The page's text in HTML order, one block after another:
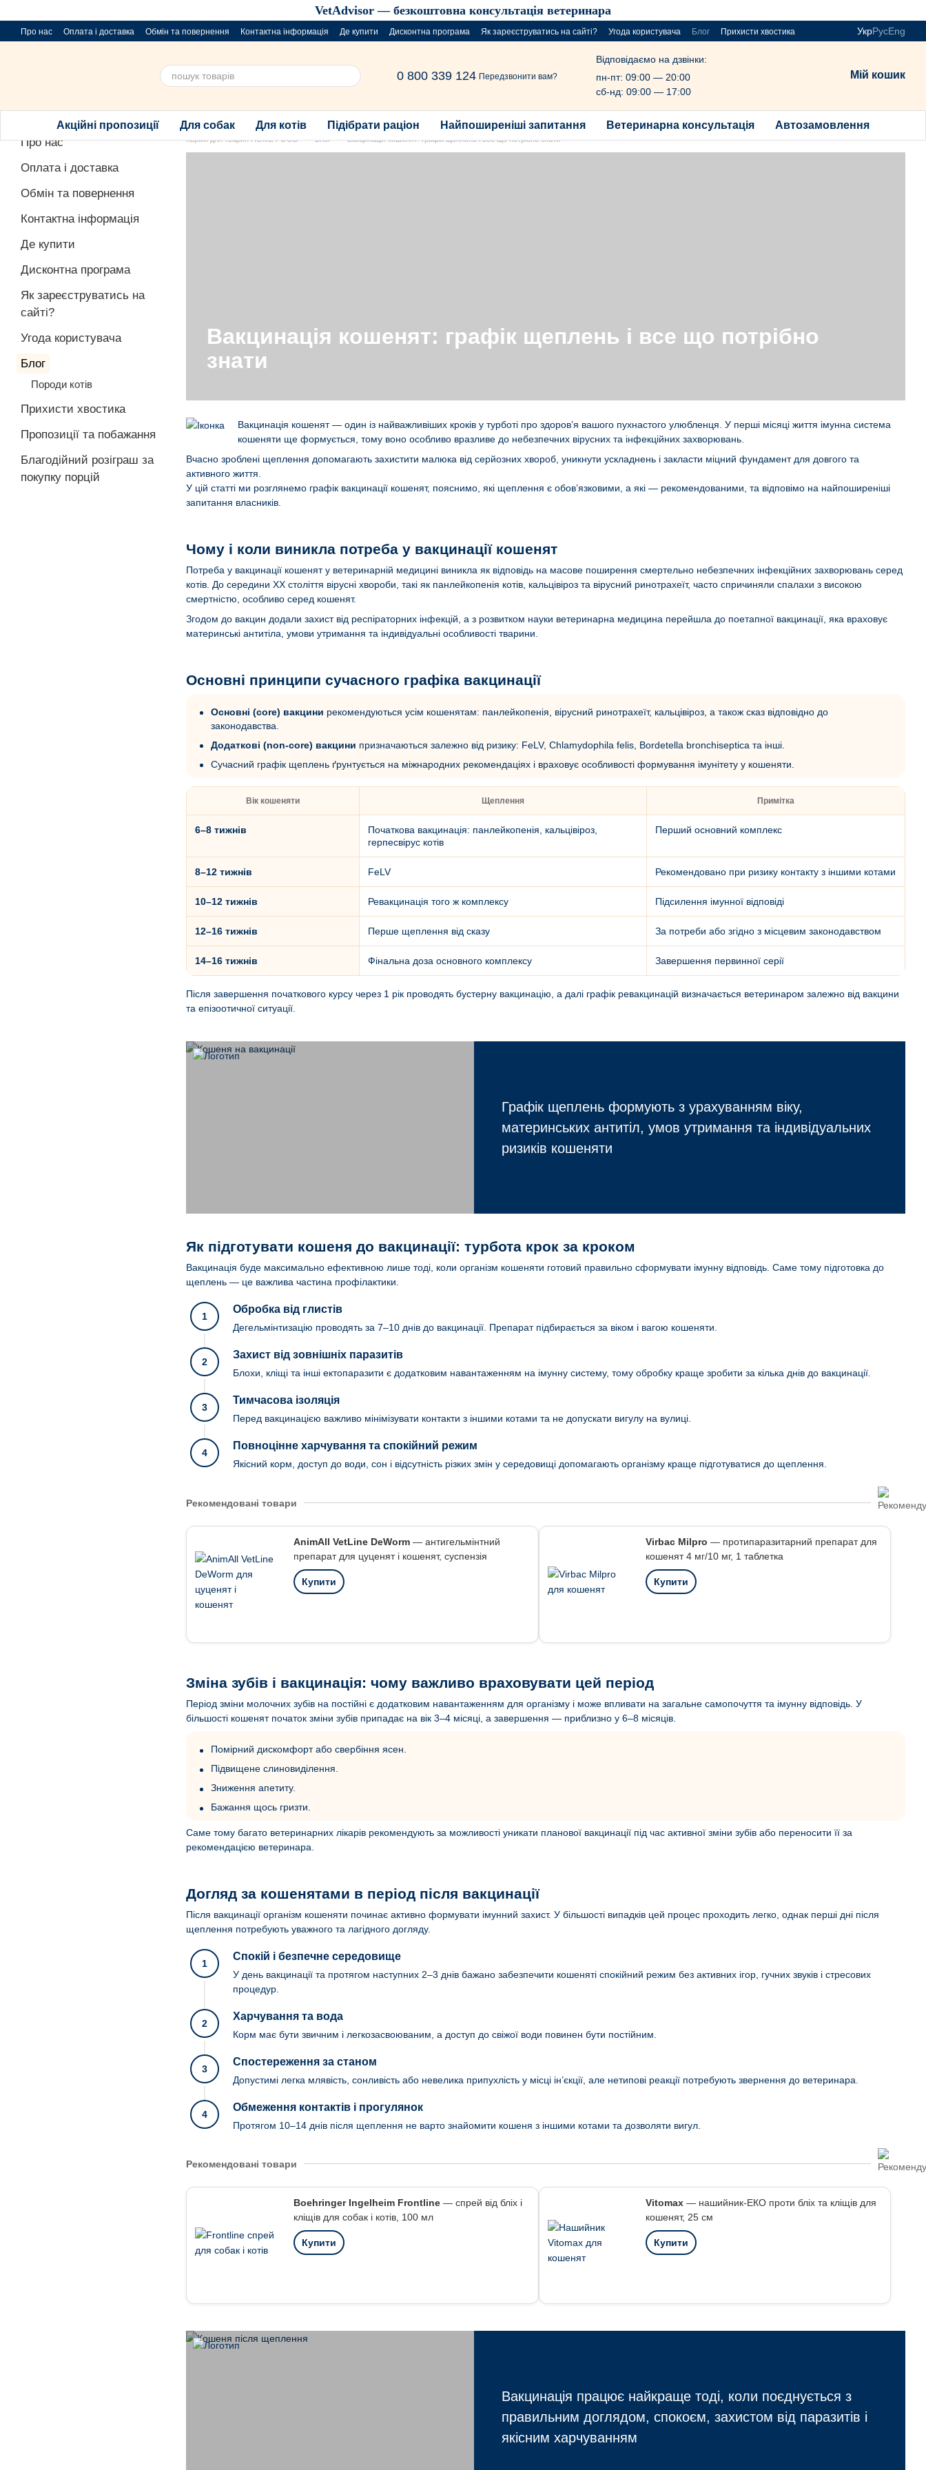
VetAdvisor — безкоштовна консультація ветеринара
Про нас Оплата і доставка Обмін та повернення Контактна інформація Де купити Дисконтна програма Як зареєструватись на сайті? Угода користувача Блог
Прихисти хвостика
УкрРусEng
0 800 339 124 Передзвонити вам?
Відповідаємо на дзвінки:
пн-пт: 09:00 — 20:00
сб-нд: 09:00 — 17:00
Мій кошик
Акційні пропозиції Для собак Для котів Підібрати раціон Найпоширеніші запитання Ветеринарна консультація Автозамовлення
Корми для тварин HOME FOOD Блог Вакцинація кошенят: графік щеплень і все що потрібно знати
Вакцинація кошенят: графік щеплень і все що потрібно
знати
Вакцинація кошенят — один із найважливіших кроків у турботі про здоров’я вашого пухнастого улюбленця. У перші місяці життя імунна система
кошеняти ще формується, тому воно особливо вразливе до небезпечних вірусних та інфекційних захворювань.
Вчасно зроблені щеплення допомагають захистити малюка від серйозних хвороб, уникнути ускладнень і закласти міцний фундамент для довгого та
активного життя.
У цій статті ми розглянемо графік вакцинації кошенят, пояснимо, які щеплення є обов’язковими, а які — рекомендованими, та відповімо на найпоширеніші
запитання власників.
Чому і коли виникла потреба у вакцинації кошенят
Потреба у вакцинації кошенят у ветеринарній медицині виникла як відповідь на масове поширення смертельно небезпечних інфекційних захворювань серед
котів. До середини ХХ століття вірусні хвороби, такі як панлейкопенія котів, кальцівіроз та вірусний ринотрахеїт, часто спричиняли спалахи з високою
смертністю, особливо серед кошенят.
Згодом до вакцин додали захист від респіраторних інфекцій, а з розвитком науки ветеринарна медицина перейшла до поетапної вакцинації, яка враховує
материнські антитіла, умови утримання та індивідуальні особливості тварини.
Основні принципи сучасного графіка вакцинації
Основні (core) вакцини рекомендуються усім кошенятам: панлейкопенія, вірусний ринотрахеїт, кальцівіроз, а також сказ відповідно до
законодавства.
Додаткові (non-core) вакцини призначаються залежно від ризику: FeLV, Chlamydophila felis, Bordetella bronchiseptica та інші.
Сучасний графік щеплень ґрунтується на міжнародних рекомендаціях і враховує особливості формування імунітету у кошеняти.
Вік кошеняти Щеплення Примітка
6–8 тижнів
Початкова вакцинація: панлейкопенія, кальцівіроз,
герпесвірус котів
Перший основний комплекс
8–12 тижнів FeLV Рекомендовано при ризику контакту з іншими котами
10–12 тижнів Ревакцинація того ж комплексу Підсилення імунної відповіді
12–16 тижнів Перше щеплення від сказу За потреби або згідно з місцевим законодавством
14–16 тижнів Фінальна доза основного комплексу Завершення первинної серії
Після завершення початкового курсу через 1 рік проводять бустерну вакцинацію, а далі графік ревакцинацій визначається ветеринаром залежно від вакцини
та епізоотичної ситуації.
Графік щеплень формують з урахуванням віку,
материнських антитіл, умов утримання та індивідуальних
ризиків кошеняти
Як підготувати кошеня до вакцинації: турбота крок за кроком
Вакцинація буде максимально ефективною лише тоді, коли організм кошеняти готовий правильно сформувати імунну відповідь. Саме тому підготовка до
щеплень — це важлива частина профілактики.
1
Обробка від глистів
Дегельмінтизацію проводять за 7–10 днів до вакцинації. Препарат підбирається за віком і вагою кошеняти.
2
Захист від зовнішніх паразитів
Блохи, кліщі та інші ектопаразити є додатковим навантаженням на імунну систему, тому обробку краще зробити за кілька днів до вакцинації.
3
Тимчасова ізоляція
Перед вакцинацією важливо мінімізувати контакти з іншими котами та не допускати вигулу на вулиці.
4
Повноцінне харчування та спокійний режим
Якісний корм, доступ до води, сон і відсутність різких змін у середовищі допомагають організму краще підготуватися до щеплення.
Рекомендовані товари
AnimAll VetLine DeWorm— антигельмінтний
препарат для цуценят і кошенят, суспензія
Купити
Virbac Milpro — протипаразитарний препарат для
кошенят 4 мг/10 мг, 1 таблетка
Купити
Зміна зубів і вакцинація: чому важливо враховувати цей період
Період зміни молочних зубів на постійні є додатковим навантаженням для організму і може впливати на загальне самопочуття та імунну відповідь. У
більшості кошенят початок зміни зубів припадає на вік 3–4 місяці, а завершення — приблизно у 6–8 місяців.
Помірний дискомфорт або свербіння ясен.
Підвищене слиновиділення.
Зниження апетиту.
Бажання щось гризти.
Саме тому багато ветеринарних лікарів рекомендують за можливості уникати планової вакцинації під час активної зміни зубів або переносити її за
рекомендацією ветеринара.
Догляд за кошенятами в період після вакцинації
Після вакцинації організм кошеняти починає активно формувати імунний захист. У більшості випадків цей процес проходить легко, однак перші дні після
щеплення потребують уважного та лагідного догляду.
1
Спокій і безпечне середовище
У день вакцинації та протягом наступних 2–3 днів бажано забезпечити кошеняті спокійний режим без активних ігор, гучних звуків і стресових
процедур.
2
Харчування та вода
Корм має бути звичним і легкозасвоюваним, а доступ до свіжої води повинен бути постійним.
3
Спостереження за станом
Допустимі легка млявість, сонливість або невелика припухлість у місці ін’єкції, але нетипові реакції потребують звернення до ветеринара.
4
Обмеження контактів і прогулянок
Протягом 10–14 днів після щеплення не варто знайомити кошеня з іншими котами та дозволяти вигул.
Рекомендовані товари
Boehringer Ingelheim Frontline— спрей від бліх і
кліщів для собак і котів, 100 мл
Купити
Vitomax — нашийник-ЕКО проти бліх та кліщів для
кошенят, 25 см
Купити
Вакцинація працює найкраще тоді, коли поєднується з
правильним доглядом, спокоєм, захистом від паразитів і
якісним харчуванням
Про нас
Оплата і доставка
Обмін та повернення
Контактна інформація
Де купити
Дисконтна програма
Як зареєструватись на
сайті?
Угода користувача
Блог
Породи котів
Прихисти хвостика
Пропозиції та побажання
Благодійний розіграш за
покупку порцій